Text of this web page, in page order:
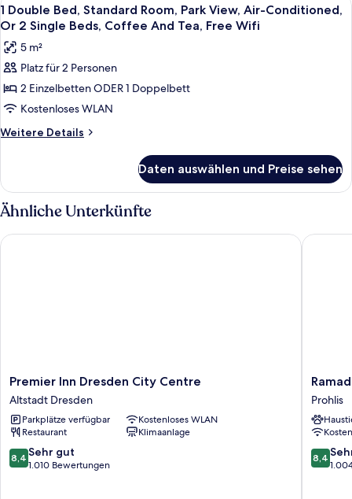
Fotos
für
1
Double
Bed,
Standard
Room,
Air-
Conditioned,
Or
2
anzeigen
8
1 Double Bed, Standard Room, Park View, Air-Conditioned,
Or 2 Single Beds, Coffee And Tea, Free Wifi
5 m²
Platz für 2 Personen
2 Einzelbetten ODER 1 Doppelbett
Kostenloses WLAN
Weitere Details
Weitere
Double
Bed,
Standard
Room,
Park
Tea,
Free
Wifi
Daten auswählen und Preise sehen
Ähnliche Unterkünfte
Premier
Inn
Dresden
City
Centre
Altstadt
Dresden
Premier Inn Dresden City Centre
Altstadt Dresden
Parkplätze verfügbar
Kostenloses WLAN
Restaurant
Klimaanlage
8.4
von
8,4 Sehr gut
1.010 Bewertungen
Premier Inn Dresden City Centre
Ramada
by
Dresden
Prohlis
Prohlis
8.4
von
8,4